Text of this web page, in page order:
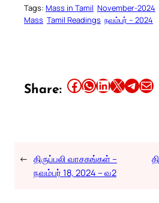
Tags: Mass in Tamil November-2024
Mass Tamil Readings நவம்பர் – 2024
Share: Share this article on Facebook Share this article on WhatsApp Share this article on LinkedIn Share this article on X Share this article on TelegramEmail this Article
← திருப்பலி வாசகங்கள் –
நவம்பர் 18, 2024 – வ2